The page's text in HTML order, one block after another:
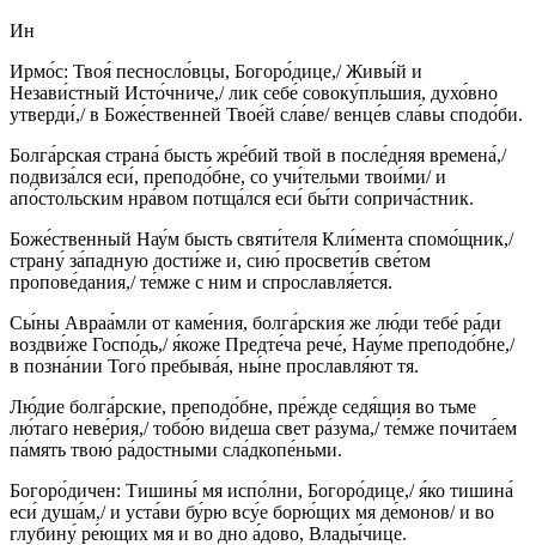
Ин
Ирмо́с: Твоя́ песносло́вцы, Богоро́дице,/ Живы́й и
Незави́стный Исто́чниче,/ лик себе́ совоку́пльшия, духо́вно
утверди́,/ в Боже́ственней Твое́й сла́ве/ венце́в сла́вы сподо́би.
Болга́рская страна́ бысть жре́бий твой в после́дняя времена́,/
подвиза́лся еси́, преподо́бне, со учи́тельми твои́ми/ и
апо́стольским нра́вом потща́лся еси́ бы́ти соприча́стник.
Боже́ственный Нау́м бысть святи́теля Кли́мента спомо́щник,/
страну́ за́падную дости́же и, сию́ просвети́в све́том
пропове́дания,/ те́мже с ним и спрославля́ется.
Сы́ны Авраа́мли от каме́ния, болга́рския же лю́ди тебе́ ра́ди
воздви́же Госпо́дь,/ я́коже Предте́ча рече́, Нау́ме преподо́бне,/
в позна́нии Того́ пребыва́я, ны́не прославля́ют тя.
Лю́дие болга́рские, преподо́бне, пре́жде седя́щия во тьме
лю́таго неве́рия,/ тобо́ю ви́деша свет ра́зума,/ те́мже почита́ем
па́мять твою́ ра́достными сла́дкопе́ньми.
Богоро́дичен: Тишины́ мя испо́лни, Богоро́дице,/ я́ко тишина́
еси́ душа́м,/ и уста́ви бу́рю всу́е борю́щих мя де́монов/ и во
глубину́ ре́ющих мя и во дно а́дово, Влады́чице.